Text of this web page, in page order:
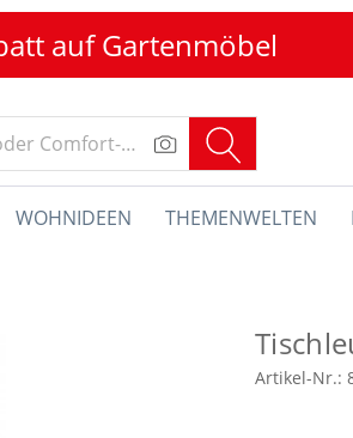
auf Gartenmöbel
WOHNIDEEN THEMENWELTEN
Artikel-Nr.: